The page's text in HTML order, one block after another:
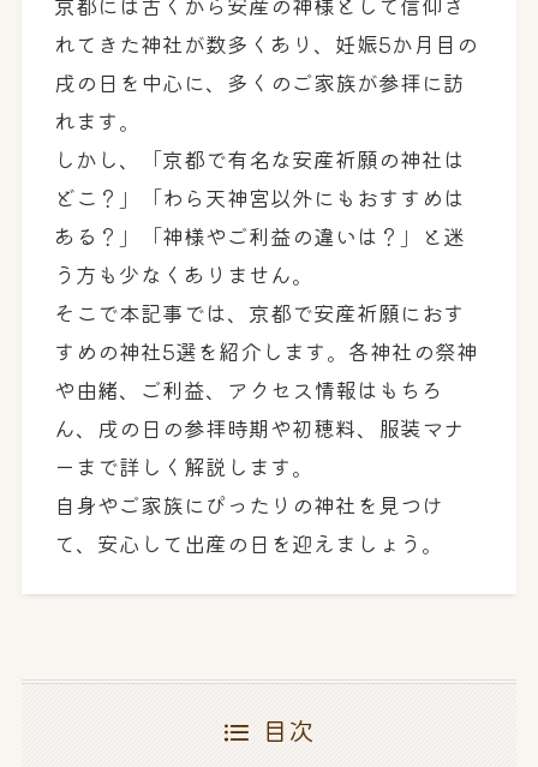
れてきた神社が数多くあり、妊娠5か月目の
戌の日を中心に、多くのご家族が参拝に訪
れます。
しかし、「京都で有名な安産祈願の神社は
どこ？」「わら天神宮以外にもおすすめは
ある？」「神様やご利益の違いは？」と迷
う方も少なくありません。
そこで本記事では、京都で安産祈願におす
すめの神社5選を紹介します。各神社の祭神
や由緒、ご利益、アクセス情報はもちろ
ん、戌の日の参拝時期や初穂料、服装マナ
ーまで詳しく解説します。
自身やご家族にぴったりの神社を見つけ
て、安心して出産の日を迎えましょう。
目次